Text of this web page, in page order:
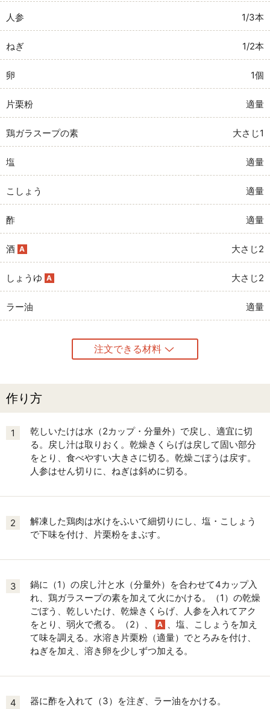
人参 1/3本
ねぎ 1/2本
卵 1個
片栗粉 適量
鶏ガラスープの素 大さじ1
塩 適量
こしょう 適量
酢 適量
酒 A 大さじ2
しょうゆ A 大さじ2
ラー油 適量
注文できる材料
作り方
1
乾しいたけは水（2カップ・分量外）で戻し、適宜に切
る。戻し汁は取りおく。乾燥きくらげは戻して固い部分
をとり、食べやすい大きさに切る。乾燥ごぼうは戻す。
人参はせん切りに、ねぎは斜めに切る。
2
解凍した鶏肉は水けをふいて細切りにし、塩・こしょう
で下味を付け、片栗粉をまぶす。
3
鍋に（1）の戻し汁と水（分量外）を合わせて4カップ入
れ、鶏ガラスープの素を加えて火にかける。（1）の乾燥
ごぼう、乾しいたけ、乾燥きくらげ、人参を入れてアク
をとり、弱火で煮る。（2）、
A 、塩、こしょうを加え
て味を調える。水溶き片栗粉（適量）でとろみを付け、
ねぎを加え、溶き卵を少しずつ加える。
4 器に酢を入れて（3）を注ぎ、ラー油をかける。